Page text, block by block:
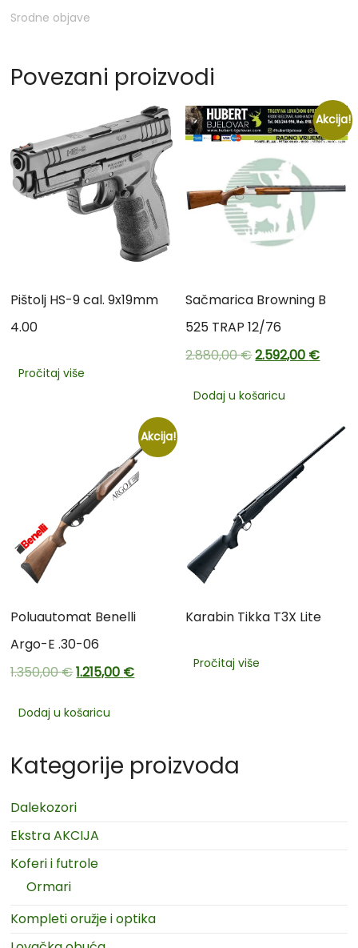
Srodne objave
Povezani proizvodi
Pištolj HS-9 cal. 9x19mm
4.00
Pročitaj više
Akcija!
Sačmarica Browning B
525 TRAP 12/76
2.880,00€2.592,00 €
Dodaj u košaricu
Akcija!
Poluautomat Benelli
Argo-E .30-06
1.350,00€1.215,00 €
Dodaj u košaricu
Karabin Tikka T3X Lite
Pročitaj više
Kategorije proizvoda
Dalekozori
Ekstra AKCIJA
Koferi i futrole
Ormari
Kompleti oružje i optika